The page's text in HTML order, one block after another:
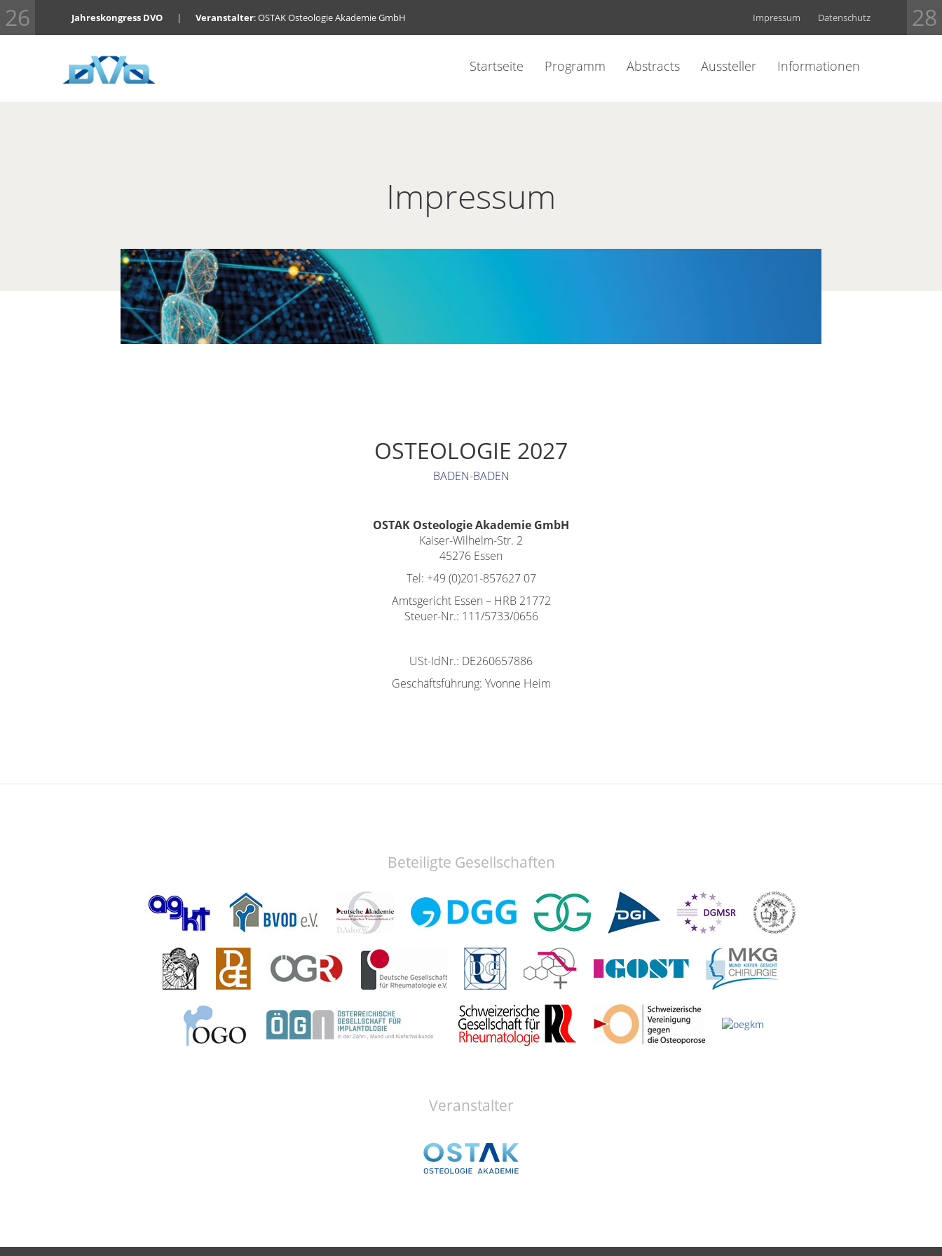
Jahreskongress DVO | Veranstalter: OSTAK Osteologie Akademie GmbH Impressum Datenschutz
Startseite Programm Abstracts Aussteller Informationen
Impressum
OSTEOLOGIE 2027
BADEN-BADEN
OSTAK Osteologie Akademie GmbH
Kaiser-Wilhelm-Str. 2
45276 Essen
Tel: +49 (0)201-857627 07
Amtsgericht Essen – HRB 21772
Steuer-Nr.: 111/5733/0656
USt-IdNr.: DE260657886
Geschäftsführung: Yvonne Heim
Beteiligte Gesellschaften
Veranstalter
26 28